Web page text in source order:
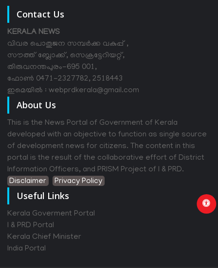
Contact Us
KERALA NEWS
വിവര പൊതുജന സമ്പര്‍ക്ക വകുപ്പ് ,
സൗത്ത് ബ്ലോക്ക്, സെക്രട്ടേറിയറ്റ്,
തിരുവനന്തപുരം-695 001,
ഫോൺ 0471-2327782, 2518443
ഇമെയിൽ : webprdkerala@gmail.com
About Us
This is the News Portal of Government of Kerala
developed with an objective to function as single source
of development news for citizens. The content in this
portal is the result of the collaborative effort of District
Information Officers, and PRISM Project of I & PRD.
Disclaimer
Privacy Policy
Useful Links
Kerala Goverment Portal
I & PRD Portal
Kerala Chief Minister
India Portal